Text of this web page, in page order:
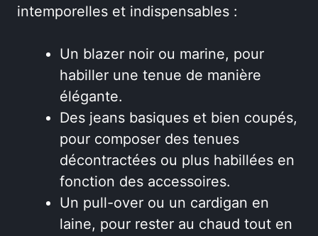
intemporelles et indispensables :
Un blazer noir ou marine, pour
habiller une tenue de manière
élégante.
Des jeans basiques et bien coupés,
pour composer des tenues
décontractées ou plus habillées en
fonction des accessoires.
Un pull-over ou un cardigan en
laine, pour rester au chaud tout en